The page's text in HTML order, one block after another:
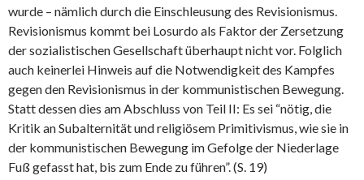
wurde – nämlich durch die Einschleusung des Revisionismus.
Revisionismus kommt bei Losurdo als Faktor der Zersetzung
der sozialistischen Gesellschaft überhaupt nicht vor. Folglich
auch keinerlei Hinweis auf die Notwendigkeit des Kampfes
gegen den Revisionismus in der kommunistischen Bewegung.
Statt dessen dies am Abschluss von Teil II: Es sei “nötig, die
Kritik an Subalternität und religiösem Primitivismus, wie sie in
der kommunistischen Bewegung im Gefolge der Niederlage
Fuß gefasst hat, bis zum Ende zu führen”. (S. 19)